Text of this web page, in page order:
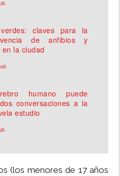
claves para la
de anfibios y
la ciudad
humano puede
conversaciones a la
estudio
(los menores de 17 años